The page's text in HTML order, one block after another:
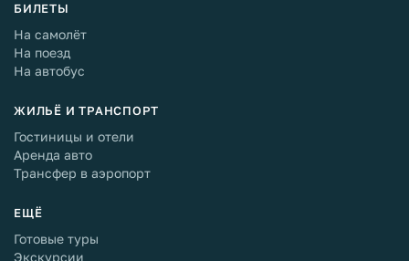
БИЛЕТЫ
На самолёт
На поезд
На автобус
ЖИЛЬЁ И ТРАНСПОРТ
Гостиницы и отели
Аренда авто
Трансфер в аэропорт
ЕЩЁ
Готовые туры
Экскурсии